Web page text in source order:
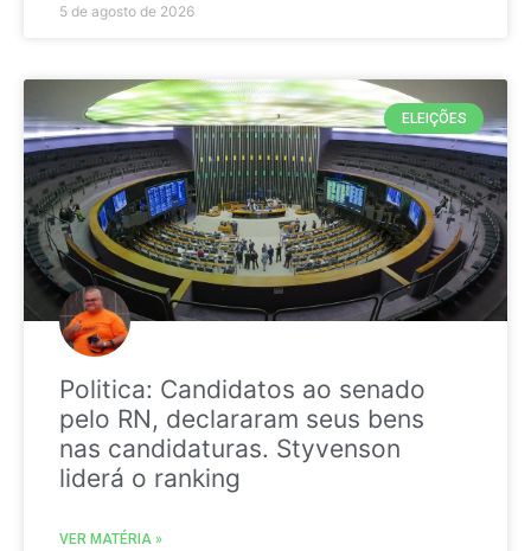
5 de agosto de 2026
ELEIÇÕES
Politica: Candidatos ao senado
pelo RN, declararam seus bens
nas candidaturas. Styvenson
liderá o ranking
VER MATÉRIA »